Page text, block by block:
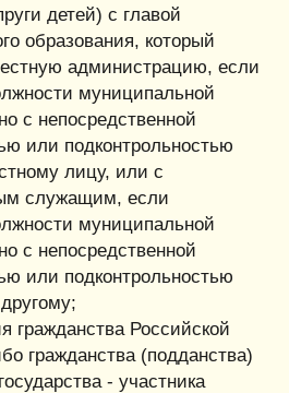
детей) с главой
образования, который
администрацию, если
муниципальной
с непосредственной
или подконтрольностью
лицу, или с
служащим, если
муниципальной
с непосредственной
или подконтрольностью
гражданства Российской
гражданства (подданства)
- участника